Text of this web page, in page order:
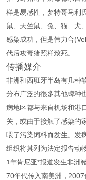
样是易感性，梦特哥马利
鼠、天竺鼠、兔、猫、犬
感染成功，但是伟力合
代后攻毒猪照样致死。
传播媒介
非洲和西班牙半岛有几种
分布广泛的很多其他蜱种
病地区都与来自机场和港
关，或由于接触了感染的
喂了污染饲料而发生。发
组织将其列为法定报告动
1年肯尼亚*报道发生非洲
70年代传入南美洲，2007